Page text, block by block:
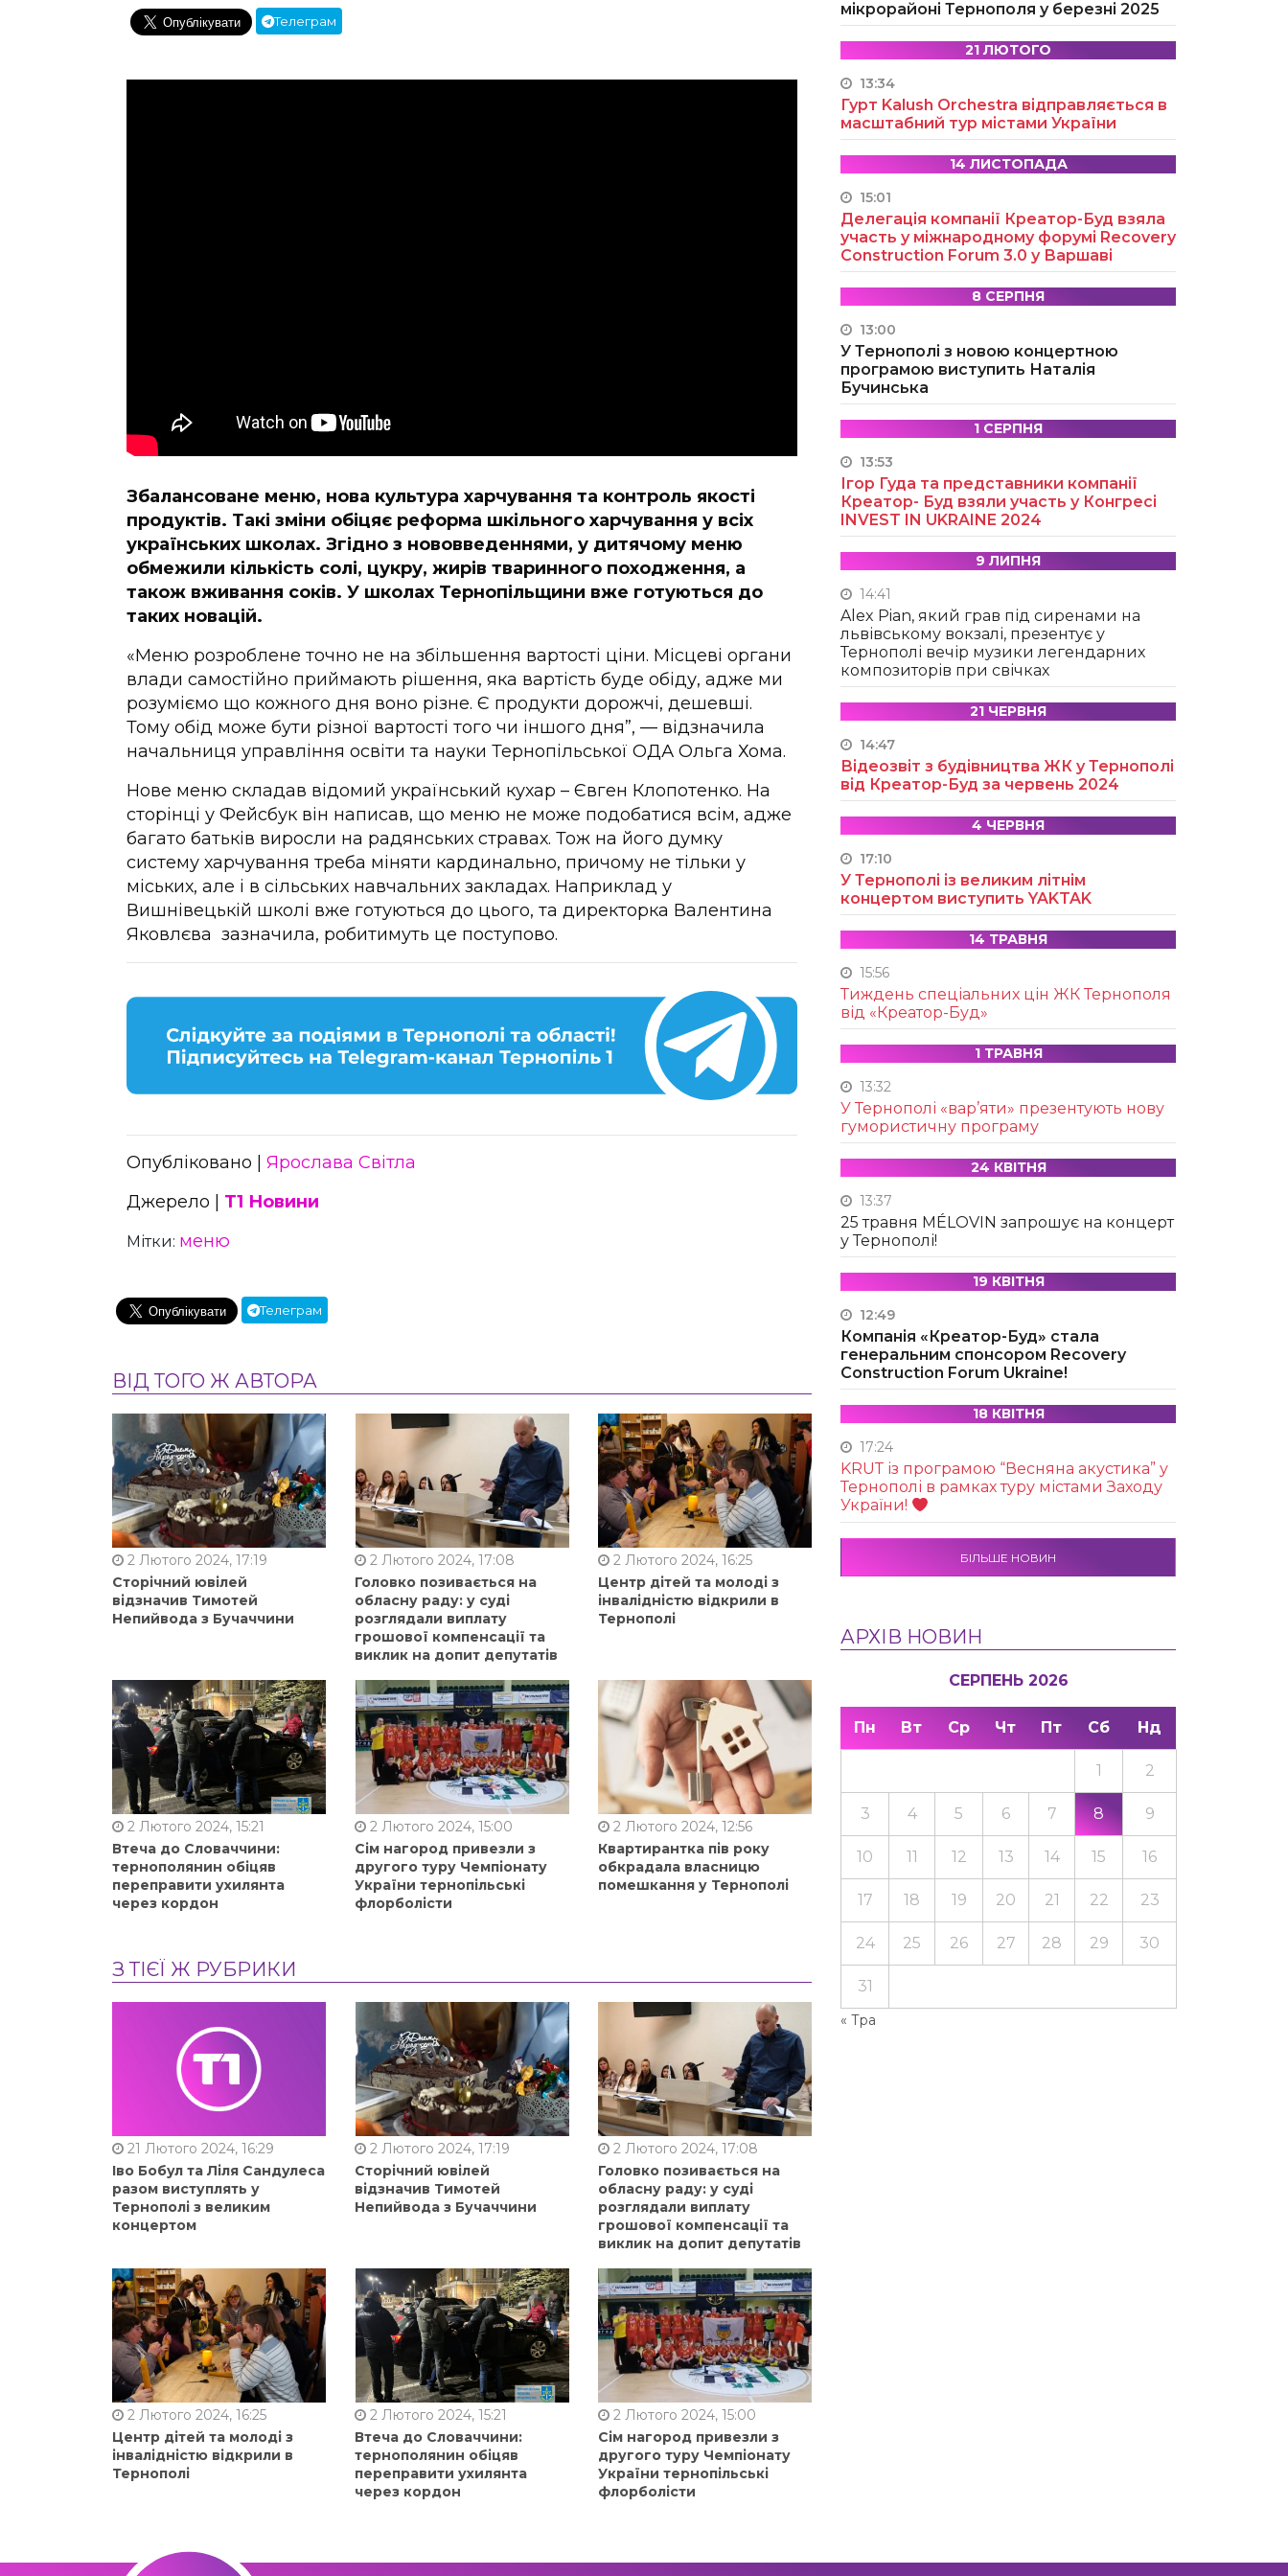
Телеграм
Збалансоване меню, нова культура харчування та контроль якості
продуктів. Такі зміни обіцяє реформа шкільного харчування у всіх
українських школах. Згідно з нововведеннями, у дитячому меню
обмежили кількість солі, цукру, жирів тваринного походження, а
також вживання соків. У школах Тернопільщини вже готуються до
таких новацій.
«Меню розроблене точно не на збільшення вартості ціни. Місцеві органи
влади самостійно приймають рішення, яка вартість буде обіду, адже ми
розуміємо що кожного дня воно різне. Є продукти дорожчі, дешевші.
Тому обід може бути різної вартості того чи іншого дня”, — відзначила
начальниця управління освіти та науки Тернопільської ОДА Ольга Хома.
Нове меню складав відомий український кухар – Євген Клопотенко. На
сторінці у Фейсбук він написав, що меню не може подобатися всім, адже
багато батьків виросли на радянських стравах. Тож на його думку
систему харчування треба міняти кардинально, причому не тільки у
міських, але і в сільських навчальних закладах. Наприклад у
Вишнівецькій школі вже готуються до цього, та директорка Валентина
Яковлєва зазначила, робитимуть це поступово.
Опубліковано | Ярослава Світла
Джерело | Т1 Новини
Мітки: меню
Телеграм
ВІД ТОГО Ж АВТОРА
2 Лютого 2024, 17:19
Сторічний ювілей
відзначив Тимотей
Непийвода з Бучаччини
2 Лютого 2024, 17:08
Головко позивається на
обласну раду: у суді
розглядали виплату
грошової компенсації та
виклик на допит депутатів
2 Лютого 2024, 16:25
Центр дітей та молоді з
інвалідністю відкрили в
Тернополі
2 Лютого 2024, 15:21
Втеча до Словаччини:
тернополянин обіцяв
переправити ухилянта
через кордон
2 Лютого 2024, 15:00
Сім нагород привезли з
другого туру Чемпіонату
України тернопільські
флорболісти
2 Лютого 2024, 12:56
Квартирантка пів року
обкрадала власницю
помешкання у Тернополі
З ТІЄЇ Ж РУБРИКИ
21 Лютого 2024, 16:29
Іво Бобул та Ліля Сандулеса
разом виступлять у
Тернополі з великим
концертом
2 Лютого 2024, 17:19
Сторічний ювілей
відзначив Тимотей
Непийвода з Бучаччини
2 Лютого 2024, 17:08
Головко позивається на
обласну раду: у суді
розглядали виплату
грошової компенсації та
виклик на допит депутатів
2 Лютого 2024, 16:25
Центр дітей та молоді з
інвалідністю відкрили в
Тернополі
2 Лютого 2024, 15:21
Втеча до Словаччини:
тернополянин обіцяв
переправити ухилянта
через кордон
2 Лютого 2024, 15:00
Сім нагород привезли з
другого туру Чемпіонату
України тернопільські
флорболісти
мікрорайоні Тернополя у березні 2025
21 ЛЮТОГО
13:34
Гурт Kalush Orchestra відправляється в
масштабний тур містами України
14 ЛИСТОПАДА
15:01
Делегація компанії Креатор-Буд взяла
участь у міжнародному форумі Recovery
Construction Forum 3.0 у Варшаві
8 СЕРПНЯ
13:00
У Тернополі з новою концертною
програмою виступить Наталія
Бучинська
1 СЕРПНЯ
13:53
Ігор Гуда та представники компанії
Креатор- Буд взяли участь у Конгресі
INVEST IN UKRAINE 2024
9 ЛИПНЯ
14:41
Alex Pian, який грав під сиренами на
львівському вокзалі, презентує у
Тернополі вечір музики легендарних
композиторів при свічках
21 ЧЕРВНЯ
14:47
Відеозвіт з будівництва ЖК у Тернополі
від Креатор-Буд за червень 2024
4 ЧЕРВНЯ
17:10
У Тернополі із великим літнім
концертом виступить YAKTAK
14 ТРАВНЯ
15:56
Тиждень спеціальних цін ЖК Тернополя
від «Креатор-Буд»
1 ТРАВНЯ
13:32
У Тернополі «вар’яти» презентують нову
гумористичну програму
24 КВІТНЯ
13:37
25 травня MÉLOVIN запрошує на концерт
у Тернополі!
19 КВІТНЯ
12:49
Компанія «Креатор-Буд» стала
генеральним спонсором Recovery
Construction Forum Ukraine!
18 КВІТНЯ
17:24
KRUТ із програмою “Весняна акустика” у
Тернополі в рамках туру містами Заходу
України!
БІЛЬШЕ НОВИН
АРХІВ НОВИН
СЕРПЕНЬ 2026
Пн Вт Ср Чт Пт Сб Нд
« Тра
1 2
3 4 5 6 7 8 9
10 11 12 13 14 15 16
17 18 19 20 21 22 23
24 25 26 27 28 29 30
31